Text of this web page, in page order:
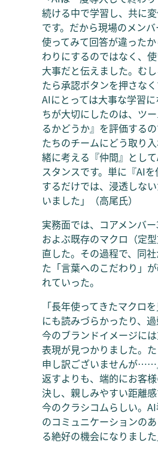
続ける中で学習し、共に
です。だから現場のメン
使ってみて回答が違った
わりにするのではなく、
大事だと伝えました。む
たら承認ボタンを押さな
AIにとっては大事な学習
ちが大切にしたのは、ツ
るかどうか』を評価する
たちのチームにどう取り
緒に考える『仲間』とし
スタンスです。単に『AI
するだけでは、浸透しな
いました」（高尾氏）
実務面では、コアメンバ
およぶ既存のマクロ（定
直した。その過程で、同
た「言葉へのこだわり」
れていった。
「長年使ってきたマクロ
にも読みづらかったり、
今のブランドイメージに
表現が見つかりました。
申し訳ございませんが……
返すよりも、端的にお客
決し、親しみやすい距離感
今のクラシコムらしい。
のコミュニケーションの
る絶好の機会になりました